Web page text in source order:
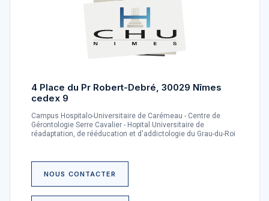
4 Place du Pr Robert-Debré, 30029 Nîmes
cedex 9
Campus Hospitalo-Universitaire de Carémeau - Centre de
Gérontologie Serre Cavalier - Hopital Universitaire de
réadaptation, de rééducation et d'addictologie du Grau-du-Roi
NOUS CONTACTER